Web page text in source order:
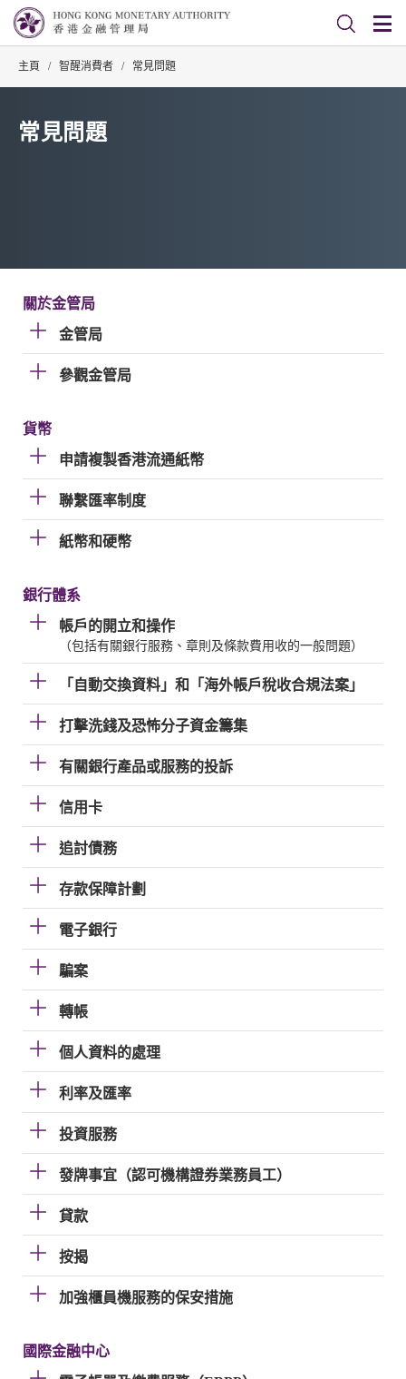
主頁 / 智醒消費者 / 常見問題
常見問題
關於金管局
金管局
參觀金管局
貨幣
申請複製香港流通紙幣
聯繫匯率制度
紙幣和硬幣
銀行體系
帳戶的開立和操作
（包括有關銀行服務、章則及條款費用收的一般問題）
「自動交換資料」和「海外帳戶稅收合規法案」
打擊洗錢及恐怖分子資金籌集
有關銀行產品或服務的投訴
信用卡
追討債務
存款保障計劃
電子銀行
騙案
轉帳
個人資料的處理
利率及匯率
投資服務
發牌事宜（認可機構證券業務員工）
貸款
按揭
加強櫃員機服務的保安措施
國際金融中心